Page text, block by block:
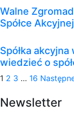
Walne
Spółce Akcyjnej
Spółka
wiedzieć o
1 2 3 … 16
Newsletter